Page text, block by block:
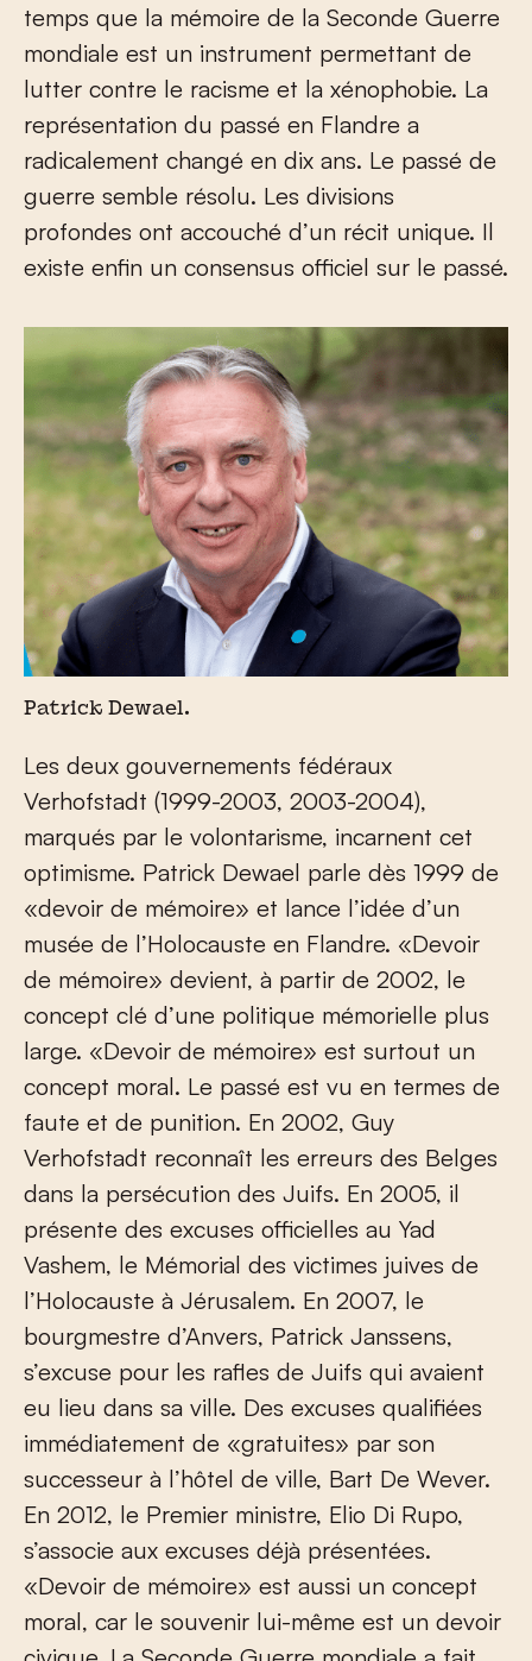
temps que la mémoire de la Seconde Guerre
mondiale est un instrument permettant de
lutter contre le racisme et la xénophobie. La
représentation du passé en Flandre a
radicalement changé en dix ans. Le passé de
guerre semble résolu. Les divisions
profondes ont accouché d’un récit unique. Il
existe enfin un consensus officiel sur le passé.
Patrick Dewael.
Les deux gouvernements fédéraux
Verhofstadt (1999-2003, 2003-2004),
marqués par le volontarisme, incarnent cet
optimisme. Patrick Dewael parle dès 1999 de
«devoir de mémoire» et lance l’idée d’un
musée de l’Holocauste en Flandre. «Devoir
de mémoire» devient, à partir de 2002, le
concept clé d’une politique mémorielle plus
large. «Devoir de mémoire» est surtout un
concept moral. Le passé est vu en termes de
faute et de punition. En 2002, Guy
Verhofstadt reconnaît les erreurs des Belges
dans la persécution des Juifs. En 2005, il
présente des excuses officielles au Yad
Vashem, le Mémorial des victimes juives de
l’Holocauste à Jérusalem. En 2007, le
bourgmestre d’Anvers, Patrick Janssens,
s’excuse pour les rafles de Juifs qui avaient
eu lieu dans sa ville. Des excuses qualifiées
immédiatement de «gratuites» par son
successeur à l’hôtel de ville, Bart De Wever.
En 2012, le Premier ministre, Elio Di Rupo,
s’associe aux excuses déjà présentées.
«Devoir de mémoire» est aussi un concept
moral, car le souvenir lui-même est un devoir